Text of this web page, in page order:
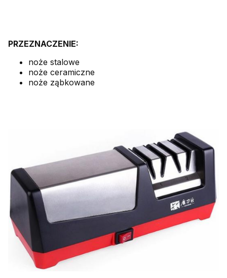
PRZEZNACZENIE:
noże stalowe
noże ceramiczne
noże ząbkowane